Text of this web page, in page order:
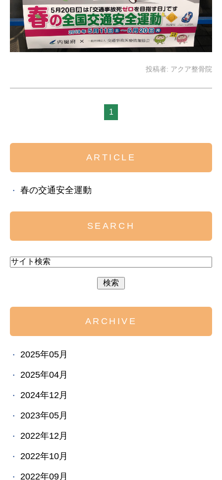
投稿者: アクア整骨院
1
ARTICLE
春の交通安全運動
SEARCH
ARCHIVE
2025年05月
2025年04月
2024年12月
2023年05月
2022年12月
2022年10月
2022年09月